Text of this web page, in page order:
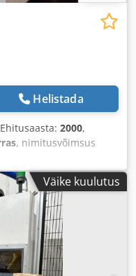
Helistada
2000,
, nimitusvõimsus
Väike kuulutus